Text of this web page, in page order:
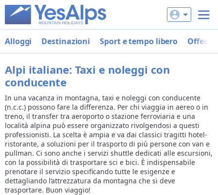
Alloggi Destinazioni Sport e tempo libero Offerte
Alpi italiane: Taxi e noleggi con
conducente
In una vacanza in montagna, taxi e noleggi con conducente
(n.c.c.) possono fare la differenza. Per chi viaggia in aereo o in
treno, il transfer tra aeroporto o stazione ferroviaria e una
località alpina può essere organizzato rivolgendosi a questi
professionisti. La scelta è ampia e va dai classici tragitti hotel-
ristorante, a soluzioni per il trasporto di più persone con van e
pullman. Ci sono anche i servizi shuttle dedicati alle escursioni,
con la possibilità di trasportare sci e bici. È indispensabile
prenotare il servizio specificando tutte le esigenze e
dettagliando l’attrezzatura da montagna che si deve
trasportare. Buon viaggio!